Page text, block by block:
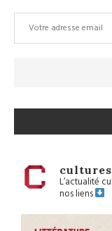
L’actualité
nos liens